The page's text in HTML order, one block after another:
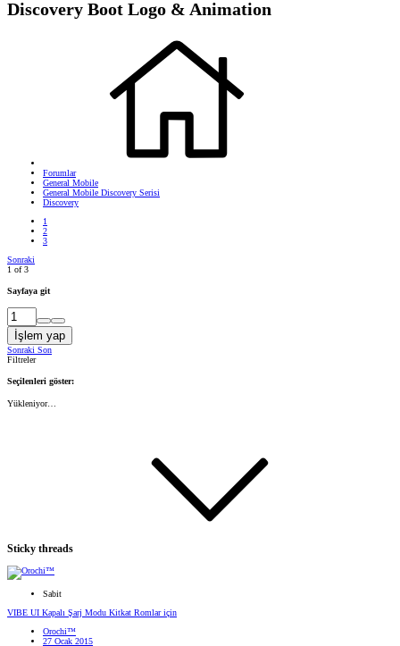
Discovery Boot Logo & Animation
Forumlar
General Mobile
General Mobile Discovery Serisi
Discovery
1
2
3
Sonraki
1 of 3
Sayfaya git
İşlem yap
Sonraki Son
Filtreler
Seçilenleri göster:
Yükleniyor…
Sticky threads
Sabit
VIBE UI Kapalı Şarj Modu Kitkat Romlar için
Orochi™
27 Ocak 2015